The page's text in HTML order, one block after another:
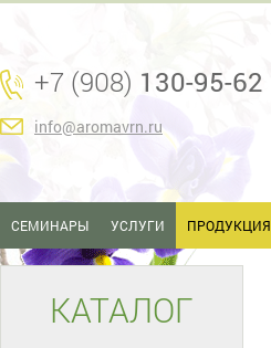
+7 (908) 130-95-62
info@aromavrn.ru
СЕМИНАРЫ УСЛУГИ ПРОДУКЦИЯ
КАТАЛОГ